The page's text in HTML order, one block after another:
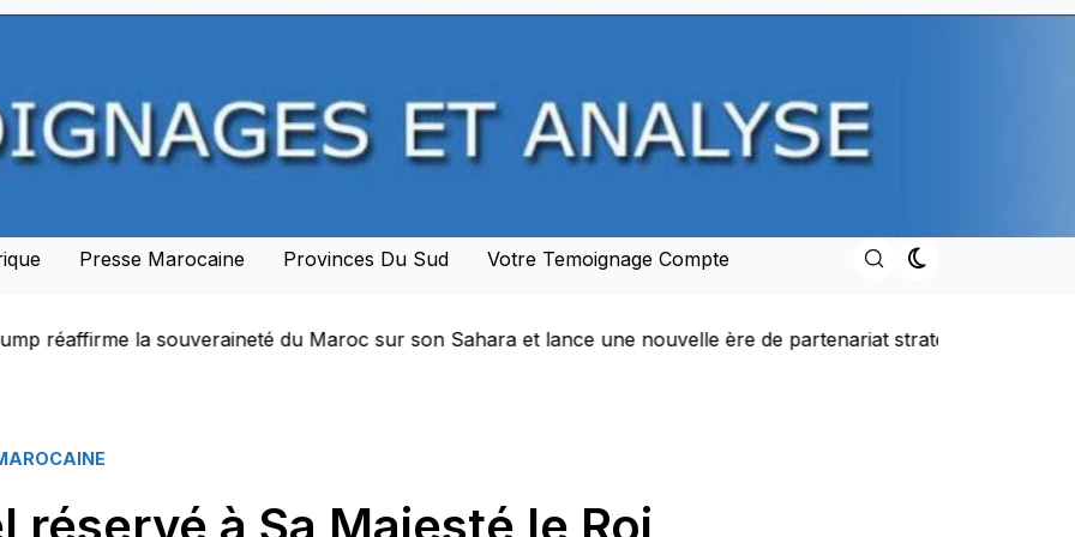
Presse Marocaine Provinces Du Sud Votre Temoignage Compte
une nouvelle ère de partenariat stratégique avec le Royaume Discours du Trône adressé par SM